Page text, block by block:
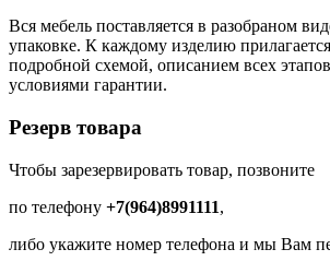
Вся мебель поставляется в разобраном
упаковке. К каждому изделию
подробной схемой, описанием всех
условиями гарантии.
Резерв товара
Чтобы зарезервировать товар, позвоните
по телефону +7(964)8991111,
либо укажите номер телефона и мы Вам